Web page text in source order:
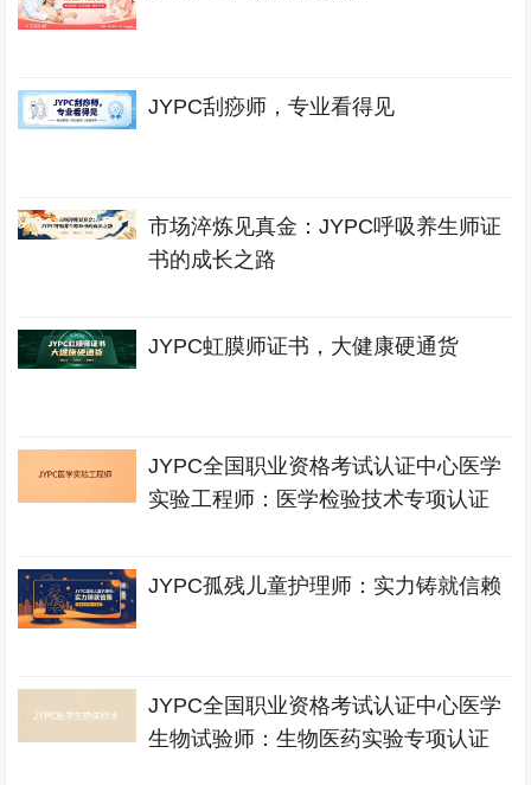
JYPC刮痧师，专业看得见
市场淬炼见真金：JYPC呼吸养生师证
书的成长之路
JYPC虹膜师证书，大健康硬通货
JYPC全国职业资格考试认证中心医学
实验工程师：医学检验技术专项认证
JYPC孤残儿童护理师：实力铸就信赖
JYPC全国职业资格考试认证中心医学
生物试验师：生物医药实验专项认证